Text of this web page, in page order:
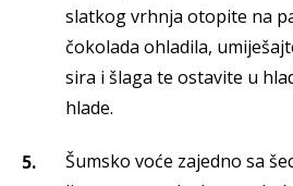
slatkog vrhnja otopite na
čokolada ohladila,
sira i šlaga te ostavite u
hlade.
Šumsko voće zajedno sa